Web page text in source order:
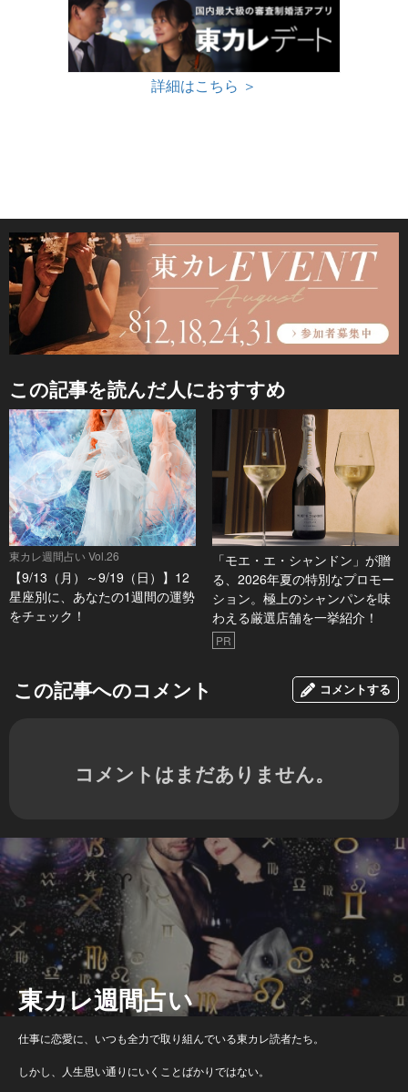
詳細はこちら ＞
この記事を読んだ人におすすめ
東カレ週間占い Vol.26
【9/13（月）～9/19（日）】12
星座別に、あなたの1週間の運勢
をチェック！
「モエ・エ・シャンドン」が贈
る、2026年夏の特別なプロモー
ション。極上のシャンパンを味
わえる厳選店舗を一挙紹介！
PR
この記事へのコメント コメントする
コメントはまだありません。
東カレ週間占い
仕事に恋愛に、いつも全力で取り組んでいる東カレ読者たち。
しかし、人生思い通りにいくことばかりではない。